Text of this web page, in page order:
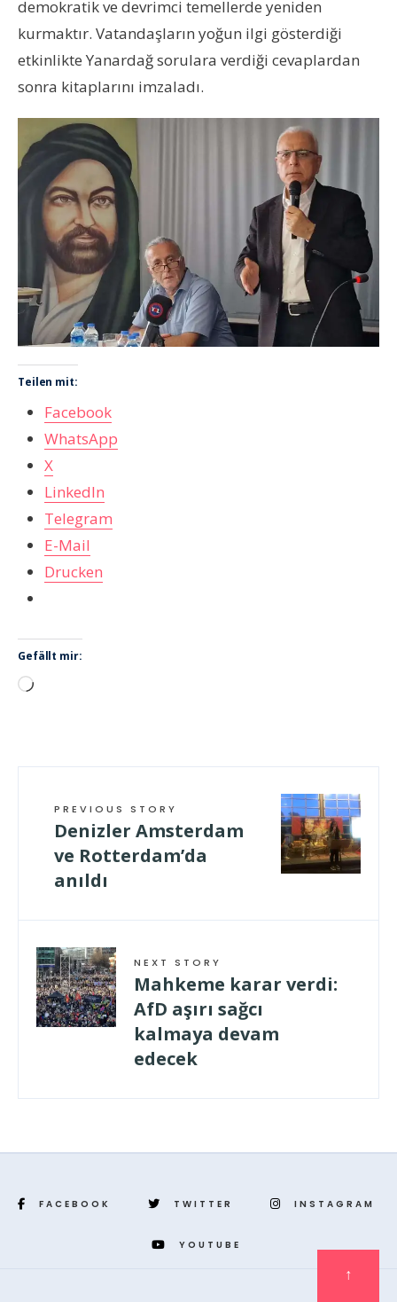
demokratik ve devrimci temellerde yeniden
kurmaktır. Vatandaşların yoğun ilgi gösterdiği
etkinlikte Yanardağ sorulara verdiği cevaplardan
sonra kitaplarını imzaladı.
Teilen mit:
Facebook
WhatsApp
X
LinkedIn
Telegram
E-Mail
Drucken
Gefällt mir:
Wird
PREVIOUS STORY
Denizler Amsterdam
ve Rotterdam’da
anıldı
NEXT STORY
Mahkeme karar verdi:
AfD aşırı sağcı
kalmaya devam
edecek
FACEBOOK TWITTER INSTAGRAM
YOUTUBE
↑